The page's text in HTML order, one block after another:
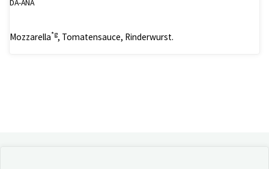
DA-ANA
Mozzarella*g, Tomatensauce, Rinderwurst.